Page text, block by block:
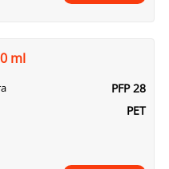
ml
PFP 28
PET